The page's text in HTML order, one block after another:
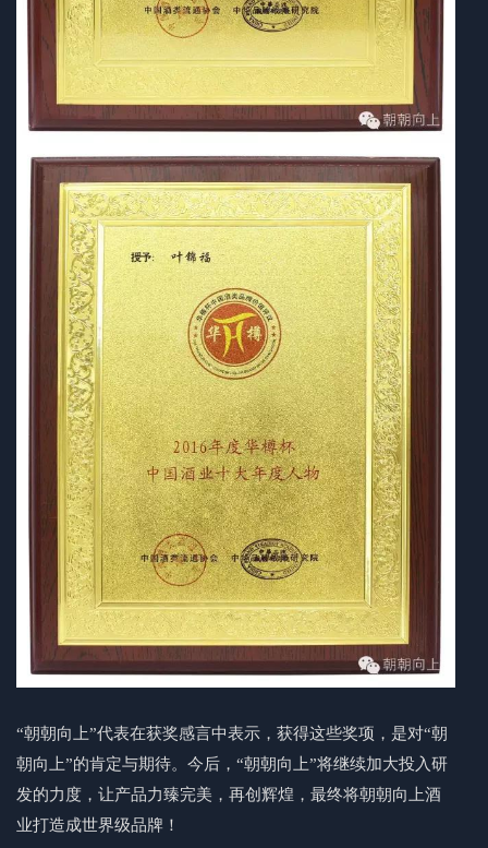
“朝朝向上”代表在获奖感言中表示，获得这些奖项，是对“朝
朝向上”的肯定与期待。今后，“朝朝向上”将继续加大投入研
发的力度，让产品力臻完美，再创辉煌，最终将朝朝向上酒
业打造成世界级品牌！